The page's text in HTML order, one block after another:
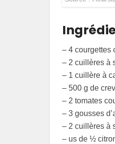
– 4 courgettes
– 2 cuillères à
– 1 cuillère à
– 500 g de
– 2 tomates
– 3 gousses
– 2 cuillères à
– us de ½